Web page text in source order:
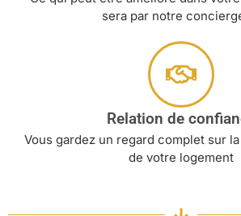
sera par notre
Relation de
Vous gardez un regard complet sur
de votre logement